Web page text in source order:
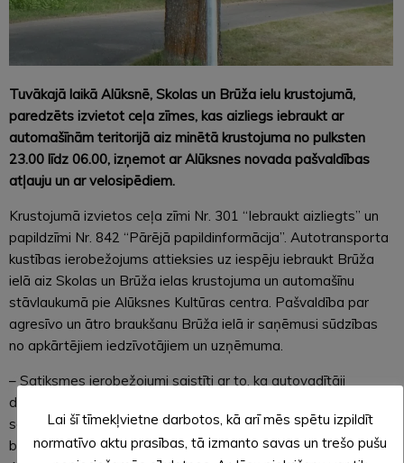
Tuvākajā laikā Alūksnē, Skolas un Brūža ielu krustojumā,
paredzēts izvietot ceļa zīmes, kas aizliegs iebraukt ar
automašīnām teritorijā aiz minētā krustojuma no pulksten
23.00 līdz 06.00, izņemot ar Alūksnes novada pašvaldības
atļauju un ar velosipēdiem.
Krustojumā izvietos ceļa zīmi Nr. 301 “Iebraukt aizliegts” un
papildzīmi Nr. 842 “Pārējā papildinformācija”. Autotransporta
kustības ierobežojums attieksies uz iespēju iebraukt Brūža
ielā aiz Skolas un Brūža ielas krustojuma un automašīnu
stāvlaukumā pie Alūksnes Kultūras centra. Pašvaldība par
agresīvo un ātro braukšanu Brūža ielā ir saņēmusi sūdzības
no apkārtējiem iedzīvotājiem un uzņēmuma.
– Satiksmes ierobežojumi saistīti ar to, ka autovadītāji
diennakts tumšajā laikā šajā teritorijā, kur ir mazintensīva
satiksme, brauc agresīvi un lielā ātrumā, kā arī ar riepām bojā
bruģēto stāvlaukumu pie Alūksnes Kultūras centra, – skaidro
Lai šī tīmekļvietne darbotos, kā arī mēs spētu izpildīt
normatīvo aktu prasības, tā izmanto savas un trešo pušu